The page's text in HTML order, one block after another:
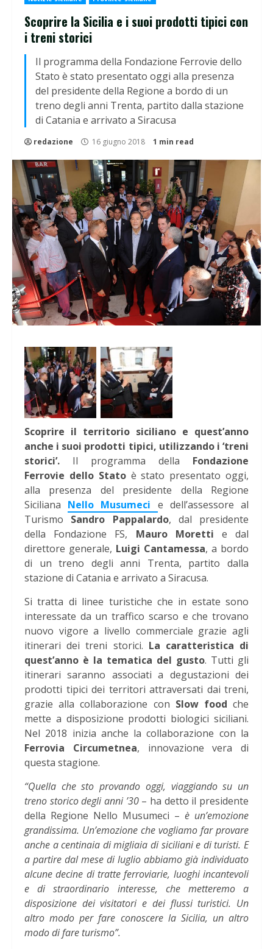
Scoprire la Sicilia e i suoi prodotti tipici con
i treni storici
Il programma della Fondazione Ferrovie dello
Stato è stato presentato oggi alla presenza
del presidente della Regione a bordo di un
treno degli anni Trenta, partito dalla stazione
di Catania e arrivato a Siracusa
redazione 16 giugno 2018 1 min read
Scoprire il territorio siciliano e quest’anno
anche i suoi prodotti tipici, utilizzando i ‘treni
storici’. Il programma della Fondazione
Ferrovie dello Statoè stato presentato oggi,
alla presenza del presidente della Regione
Siciliana Nello Musumeci e dell’assessore al
Turismo Sandro Pappalardo, dal presidente
della Fondazione FS, Mauro Moretti e dal
direttore generale, Luigi Cantamessa, a bordo
di un treno degli anni Trenta, partito dalla
stazione di Catania e arrivato a Siracusa.
Si tratta di linee turistiche che in estate sono
interessate da un traffico scarso e che trovano
nuovo vigore a livello commerciale grazie agli
itinerari dei treni storici. La caratteristica di
quest’anno è la tematica del gusto. Tutti gli
itinerari saranno associati a degustazioni dei
prodotti tipici dei territori attraversati dai treni,
grazie alla collaborazione con Slow food che
mette a disposizione prodotti biologici siciliani.
Nel 2018 inizia anche la collaborazione con la
Ferrovia Circumetnea, innovazione vera di
questa stagione.
“Quella che sto provando oggi, viaggiando su un
treno storico degli anni ’30– ha detto il presidente
della Regione Nello Musumeci – è un’emozione
grandissima. Un’emozione che vogliamo far provare
anche a centinaia di migliaia di siciliani e di turisti. E
a partire dal mese di luglio abbiamo già individuato
alcune decine di tratte ferroviarie, luoghi incantevoli
e di straordinario interesse, che metteremo a
disposizione dei visitatori e dei flussi turistici. Un
altro modo per fare conoscere la Sicilia, un altro
modo di fare turismo”.